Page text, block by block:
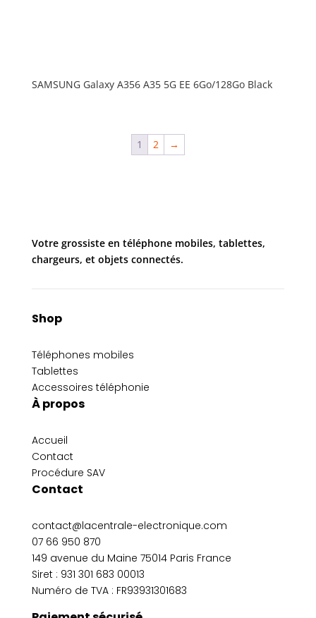
SAMSUNG Galaxy A356 A35 5G EE 6Go/128Go Black
1 2 →
Votre grossiste en téléphone mobiles, tablettes,
chargeurs, et objets connectés.
Shop
Téléphones mobiles
Tablettes
Accessoires téléphonie
À propos
Accueil
Contact
Procédure SAV
Contact
contact@lacentrale-electronique.com
07 66 950 870
149 avenue du Maine 75014 Paris France
Siret : 931 301 683 00013
Numéro de TVA : FR93931301683